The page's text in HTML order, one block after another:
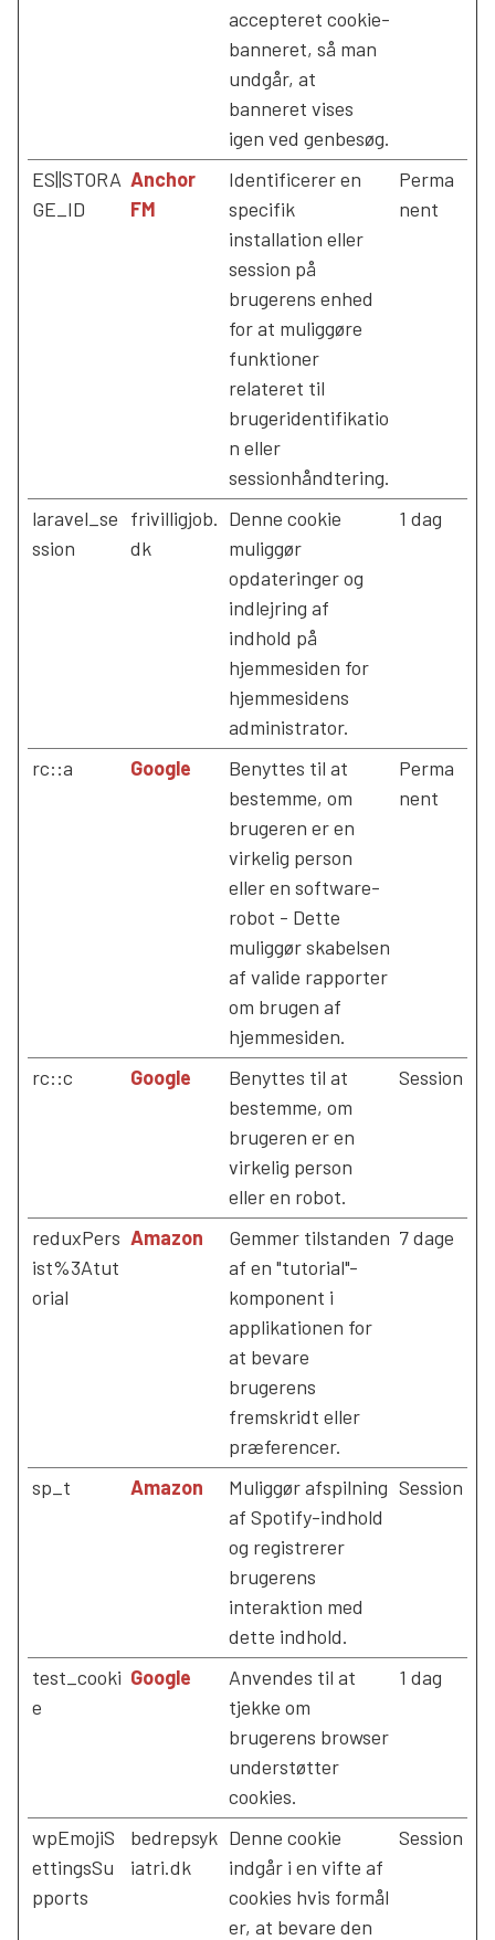
accepteret cookie-
banneret, så man
undgår, at
banneret vises
igen ved genbesøg.
ES||STORA
GE_ID
Anchor
FM
Identificerer en
specifik
installation eller
session på
brugerens enhed
for at muliggøre
funktioner
relateret til
brugeridentifikatio
n eller
sessionhåndtering.
Perma
nent
laravel_se
ssion
frivilligjob.
dk
Denne cookie
muliggør
opdateringer og
indlejring af
indhold på
hjemmesiden for
hjemmesidens
administrator.
1 dag
rc::a Google
Benyttes til at
bestemme, om
brugeren er en
virkelig person
eller en software-
robot - Dette
muliggør skabelsen
af valide rapporter
om brugen af
hjemmesiden.
Perma
nent
rc::c Google
Benyttes til at
bestemme, om
brugeren er en
virkelig person
eller en robot.
Session
reduxPers
ist%3Atut
orial
Amazon
Gemmer tilstanden
af en "tutorial"-
komponent i
applikationen for
at bevare
brugerens
fremskridt eller
præferencer.
7 dage
sp_t Amazon
Muliggør afspilning
af Spotify-indhold
og registrerer
brugerens
interaktion med
dette indhold.
Session
test_cooki
e
Google
Anvendes til at
tjekke om
brugerens browser
understøtter
cookies.
1 dag
wpEmojiS
ettingsSu
pports
bedrepsyk
iatri.dk
Denne cookie
indgår i en vifte af
cookies hvis formål
er, at bevare den
Session